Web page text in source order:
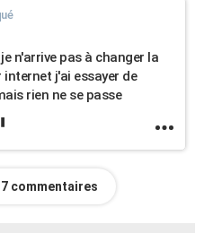
n'arrive pas à changer la
j'ai essayer de
rien ne se passe
commentaires